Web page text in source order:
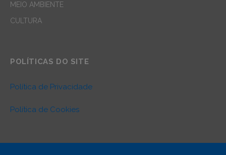
MEIO AMBIENTE
CULTURA
POLÍTICAS DO SITE
Política de Privacidade
Política de Cookies